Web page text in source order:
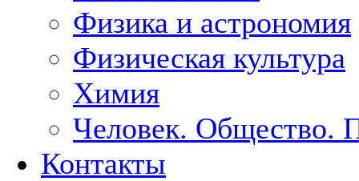
Физика и астрономия
Физическая культура
Химия
Человек. Общество.
Контакты